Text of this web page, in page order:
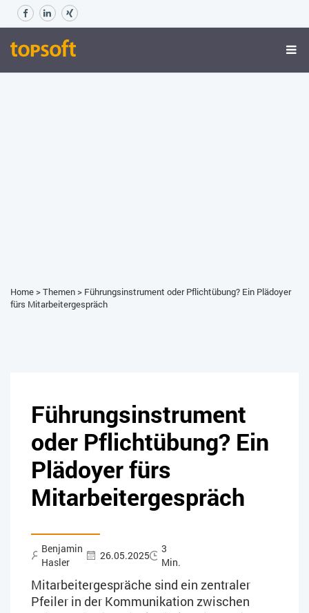
Home>Themen> Führungsinstrument oder Pflichtübung? Ein Plädoyer
fürs Mitarbeitergespräch
Führungsinstrument
oder Pflichtübung? Ein
Plädoyer fürs
Mitarbeitergespräch
Benjamin
Hasler
26.05.2025
3
Min.
Mitarbeitergespräche sind ein zentraler
Pfeiler in der Kommunikation zwischen